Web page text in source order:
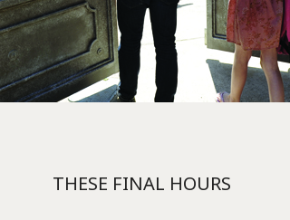
THESE FINAL HOURS